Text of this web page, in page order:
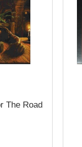
The Road